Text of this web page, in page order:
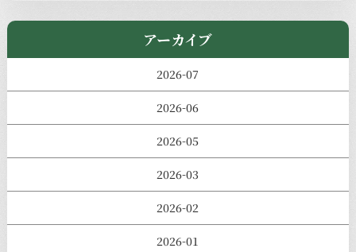
アーカイブ
2026-07
2026-06
2026-05
2026-03
2026-02
2026-01